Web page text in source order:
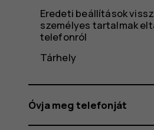
Eredeti beállítások
személyes tartalmak
telefonról
Tárhely
Óvja meg telefonját